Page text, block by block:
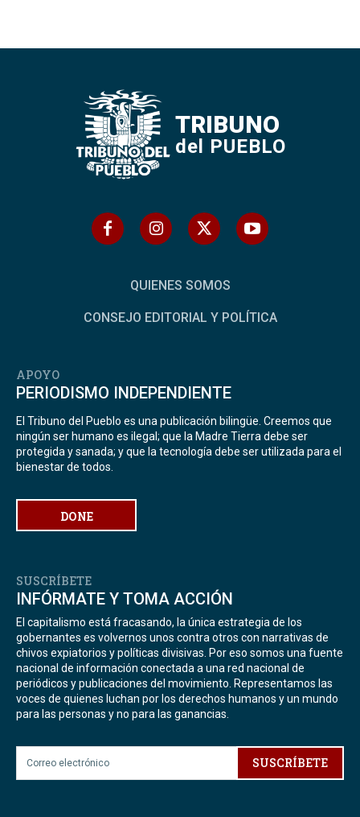
TRIBUNO
del PUEBLO
QUIENES SOMOS
CONSEJO EDITORIAL Y POLÍTICA
APOYO
PERIODISMO INDEPENDIENTE
El Tribuno del Pueblo es una publicación bilingüe. Creemos que
ningún ser humano es ilegal; que la Madre Tierra debe ser
protegida y sanada; y que la tecnología debe ser utilizada para el
bienestar de todos.
DONE
SUSCRÍBETE
INFÓRMATE Y TOMA ACCIÓN
El capitalismo está fracasando, la única estrategia de los
gobernantes es volvernos unos contra otros con narrativas de
chivos expiatorios y políticas divisivas. Por eso somos una fuente
nacional de información conectada a una red nacional de
periódicos y publicaciones del movimiento. Representamos las
voces de quienes luchan por los derechos humanos y un mundo
para las personas y no para las ganancias.
SUSCRÍBETE